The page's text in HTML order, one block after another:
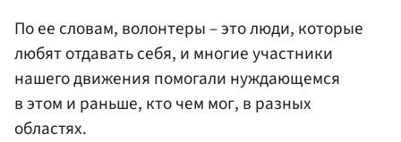
По ее словам, волонтеры – это люди, которые
любят отдавать себя, и многие участники
нашего движения помогали нуждающемся
в этом и раньше, кто чем мог, в разных
областях.